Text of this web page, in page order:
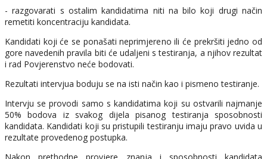
- razgovarati s ostalim kandidatima niti na bilo koji drugi način
remetiti koncentraciju kandidata.
Kandidati koji će se ponašati neprimjereno ili će prekršiti jedno od
gore navedenih pravila biti će udaljeni s testiranja, a njihov rezultat
i rad Povjerenstvo neće bodovati.
Rezultati intervjua boduju se na isti način kao i pismeno testiranje.
Intervju se provodi samo s kandidatima koji su ostvarili najmanje
50% bodova iz svakog dijela pisanog testiranja sposobnosti
kandidata. Kandidati koji su pristupili testiranju imaju pravo uvida u
rezultate provedenog postupka.